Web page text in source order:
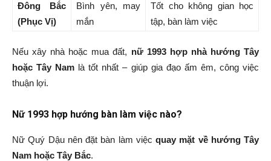
Đông Bắc
(Phục Vị)
Bình yên, may
mắn
Tốt cho không gian học
tập, bàn làm việc
Nếu xây nhà hoặc mua đất, nữ 1993 hợp nhà hướng Tây
hoặc Tây Nam là tốt nhất – giúp gia đạo ấm êm, công việc
thuận lợi.
Nữ 1993 hợp hướng bàn làm việc nào?
Nữ Quý Dậu nên đặt bàn làm việc quay mặt về hướng Tây
Nam hoặc Tây Bắc.